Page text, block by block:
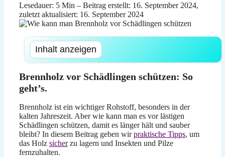
Lesedauer: 5 Min – Beitrag erstellt: 16. September 2024,
zuletzt aktualisiert: 16. September 2024
Inhalt anzeigen
Brennholz vor Schädlingen schützen: So
geht’s.
Brennholz ist ein wichtiger Rohstoff, besonders in der
kalten Jahreszeit. Aber wie kann man es vor lästigen
Schädlingen schützen, damit es länger hält und sauber
bleibt? In diesem Beitrag geben wirpraktische Tipps, um
das Holz sicherzu lagern und Insekten und Pilze
fernzuhalten.